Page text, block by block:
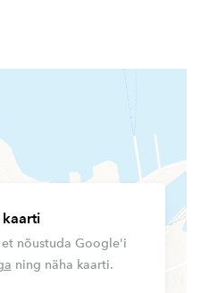
kaarti
nõustuda Google'i
ning näha kaarti.